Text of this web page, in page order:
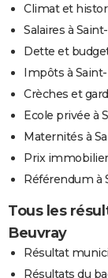
Climat et
Salaires à
Dette et
Impôts à
Crèches et
Ecole privée à
Maternités à
Prix
Référendum à
Tous les
Beuvray
Résultat
Résultats du